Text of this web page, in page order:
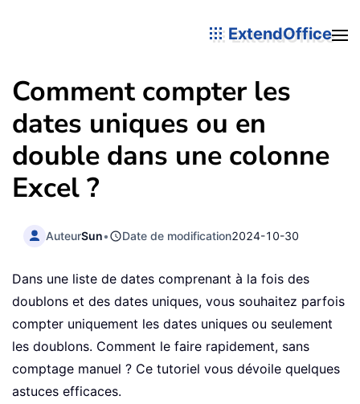
ExtendOffice
Comment compter les
dates uniques ou en
double dans une colonne
Excel ?
AuteurSun• Date de modification2024-10-30
Dans une liste de dates comprenant à la fois des
doublons et des dates uniques, vous souhaitez parfois
compter uniquement les dates uniques ou seulement
les doublons. Comment le faire rapidement, sans
comptage manuel ? Ce tutoriel vous dévoile quelques
astuces efficaces.